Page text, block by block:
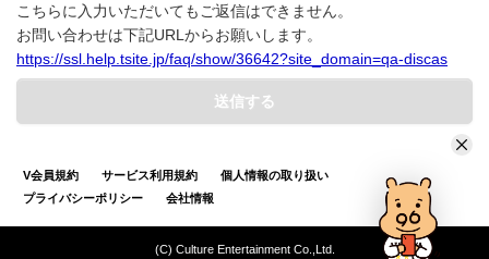
こちらに入力いただいてもご返信はできません。
お問い合わせは下記URLからお願いします。
https://ssl.help.tsite.jp/faq/show/36642?site_domain=qa-discas
送信する
V会員規約 サービス利用規約
個人情報の取り扱い
プライバシーポリシー
会社情報
(C) Culture Entertainment Co.,Ltd.